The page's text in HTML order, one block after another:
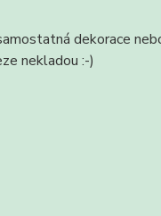
dekorace
nekladou :-)